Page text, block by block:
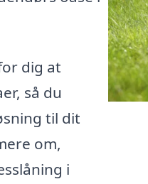
dig at
så du
til dit
om,
i